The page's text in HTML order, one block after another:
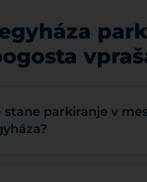
stane parkiranje v